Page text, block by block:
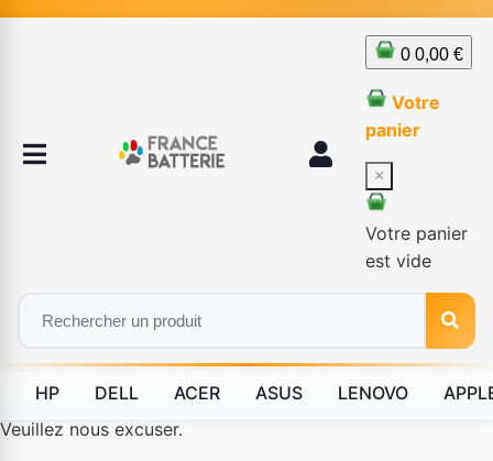
0 0,00 €
Votre
panier
×
Votre panier
est vide
HP DELL ACER ASUS LENOVO
Le produit #BLD--12232 n'est plus disponible à la vente.
Veuillez nous excuser.